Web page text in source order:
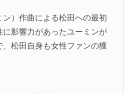
ン）作曲による松田への最初
影響力があったユーミンが
松田自身も女性ファンの獲